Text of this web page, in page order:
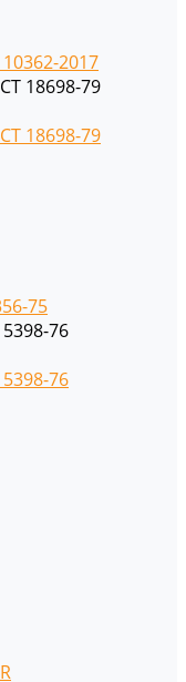
2017
18698-79
18698-79
75
76
76